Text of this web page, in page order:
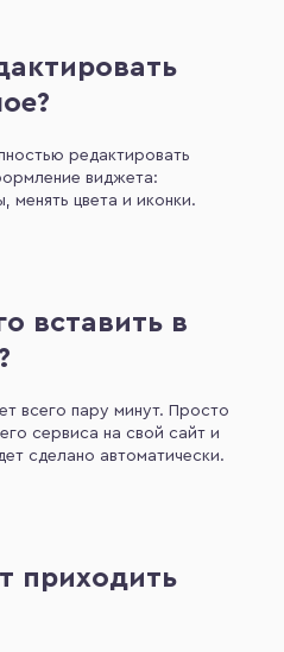
редактировать
виджета:
менять цвета и иконки.
вставить в
всего пару минут. Просто
сервиса на свой сайт и
сделано автоматически.
приходить